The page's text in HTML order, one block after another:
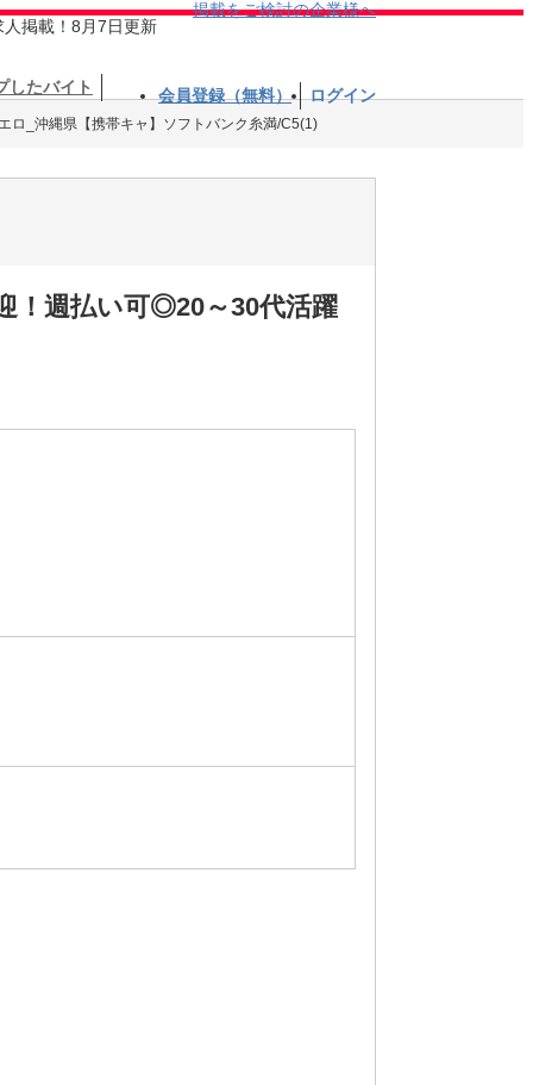
人掲載！8月7日更新
掲載をご検討の企業様へ
したバイト 会員登録（無料） ログイン
ロ_沖縄県【携帯キャ】ソフトバンク糸満/C5(1)
！週払い可◎20～30代活躍